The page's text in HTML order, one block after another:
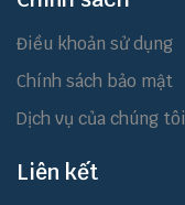
Điều khoản sử dụng
Chính sách bảo mật
Dịch vụ của chúng tôi
Liên kết